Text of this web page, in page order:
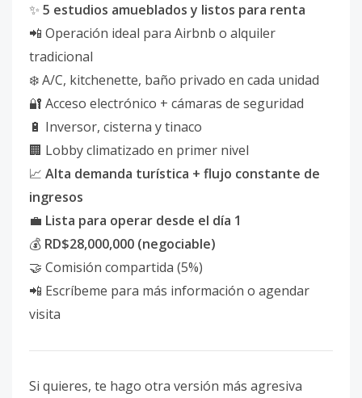
✨ 5 estudios amueblados y listos para renta
📲 Operación ideal para Airbnb o alquiler
tradicional
❄️ A/C, kitchenette, baño privado en cada unidad
🔐 Acceso electrónico + cámaras de seguridad
🔋 Inversor, cisterna y tinaco
🏢 Lobby climatizado en primer nivel
📈 Alta demanda turística + flujo constante de
ingresos
💼 Lista para operar desde el día 1
💰 RD$28,000,000 (negociable)
🤝 Comisión compartida (5%)
📲 Escríbeme para más información o agendar
visita
Si quieres, te hago otra versión más agresiva